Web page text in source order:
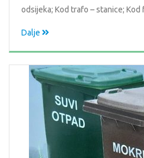
odsijeka; Kod trafo – stanice;
Dalje